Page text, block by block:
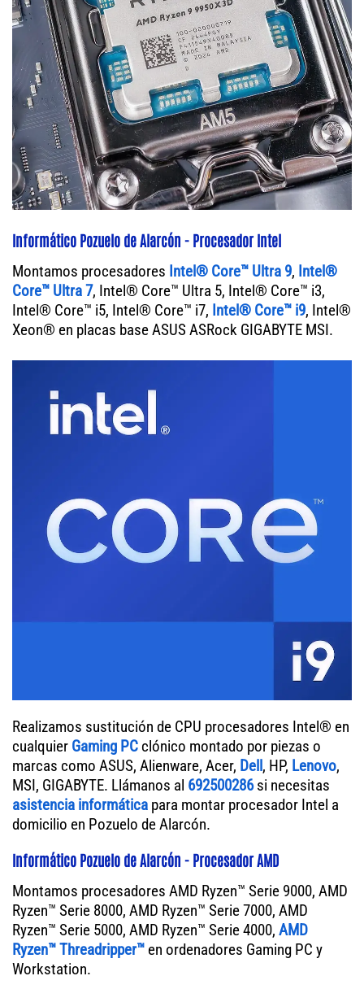
Informático Pozuelo de Alarcón - Procesador Intel
Montamos procesadores Intel® Core™ Ultra 9, Intel®
Core™ Ultra 7, Intel® Core™ Ultra 5, Intel® Core™ i3,
Intel® Core™ i5, Intel® Core™ i7, Intel® Core™ i9, Intel®
Xeon® en placas base ASUS ASRock GIGABYTE MSI.
Realizamos sustitución de CPU procesadores Intel® en
cualquier Gaming PC clónico montado por piezas o
marcas como ASUS, Alienware, Acer, Dell, HP, Lenovo,
MSI, GIGABYTE. Llámanos al 692500286si necesitas
asistencia informática para montar procesador Intel a
domicilio en Pozuelo de Alarcón.
Informático Pozuelo de Alarcón - Procesador AMD
Montamos procesadores AMD Ryzen™ Serie 9000, AMD
Ryzen™ Serie 8000, AMD Ryzen™ Serie 7000, AMD
Ryzen™ Serie 5000, AMD Ryzen™ Serie 4000, AMD
Ryzen™ Threadripper™ en ordenadores Gaming PC y
Workstation.